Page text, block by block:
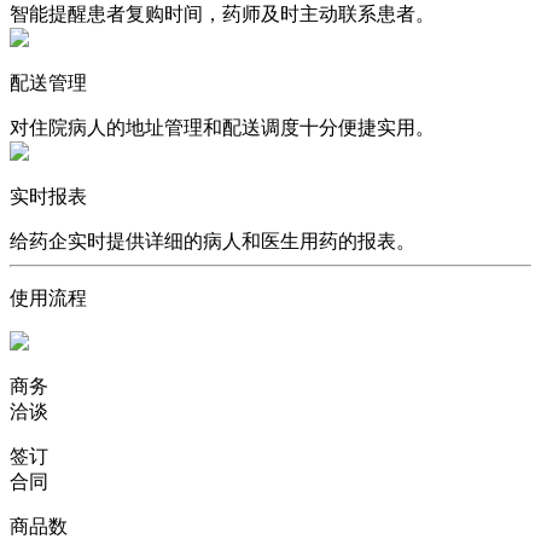
智能提醒患者复购时间，药师及时主动联系患者。
配送管理
对住院病人的地址管理和配送调度十分便捷实用。
实时报表
给药企实时提供详细的病人和医生用药的报表。
使用流程
商务
洽谈
签订
合同
商品数